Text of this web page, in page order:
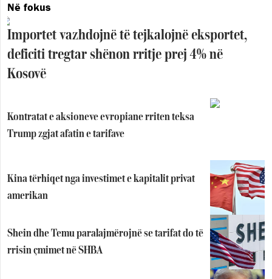
Në fokus
Importet vazhdojnë të tejkalojnë eksportet,
deficiti tregtar shënon rritje prej 4% në
Kosovë
Kontratat e aksioneve evropiane rriten teksa
Trump zgjat afatin e tarifave
Kina tërhiqet nga investimet e kapitalit privat
amerikan
Shein dhe Temu paralajmërojnë se tarifat do të
rrisin çmimet në SHBA